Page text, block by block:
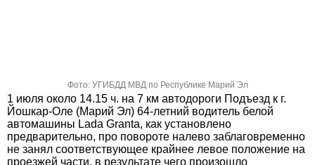
Фото: УГИБДД МВД по Республике Марий Эл
1 июля около 14.15 ч. на 7 км автодороги Подъезд к г.
Йошкар-Оле (Марий Эл) 64-летний водитель белой
автомашины Lada Granta, как установлено
предварительно, про повороте налево заблаговременно
не занял соответствующее крайнее левое положение на
проезжей части, в результате чего произошло